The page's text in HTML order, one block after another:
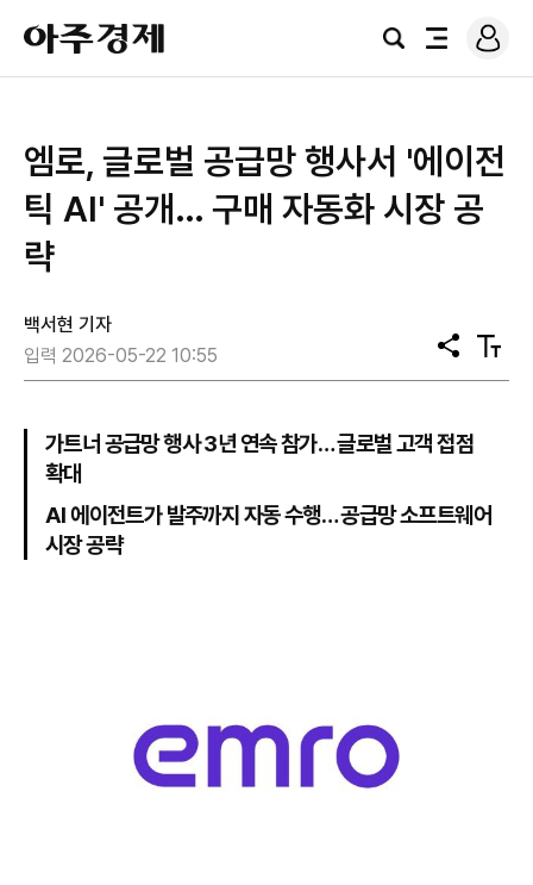
아
주
경
검
전
로
그
엠로, 글로벌 공급망 행사서 '에이전
틱 AI' 공개… 구매 자동화 시장 공
략
백서현 기자
입력 2026-05-22 10:55
공
유
텍
스
가트너 공급망 행사 3년 연속 참가… 글로벌 고객 접점
확대
AI 에이전트가 발주까지 자동 수행… 공급망 소프트웨어
시장 공략